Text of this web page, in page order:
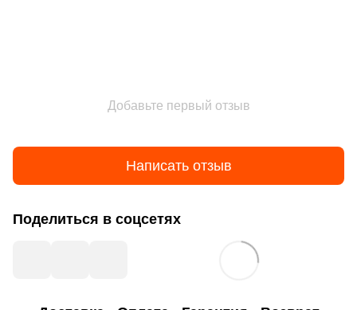
Добавьте первый отзыв
Написать отзыв
Поделиться в соцсетях